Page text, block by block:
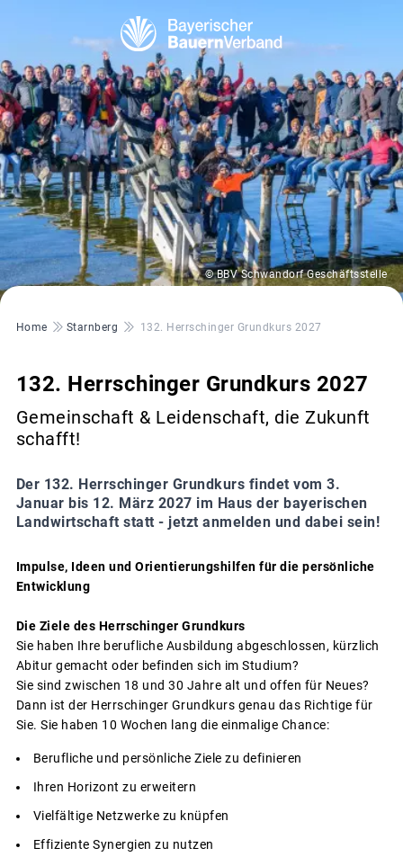
© BBV Schwandorf Geschäftsstelle
Pfadnavigation
Home Starnberg 132. Herrschinger Grundkurs 2027
132. Herrschinger Grundkurs 2027
Gemeinschaft & Leidenschaft, die Zukunft
schafft!
Der 132. Herrschinger Grundkurs findet vom 3.
Januar bis 12. März 2027 im Haus der bayerischen
Landwirtschaft statt - jetzt anmelden und dabei sein!
Impulse, Ideen und Orientierungshilfen für die persönliche
Entwicklung
Die Ziele des Herrschinger Grundkurs
Sie haben Ihre berufliche Ausbildung abgeschlossen, kürzlich
Abitur gemacht oder befinden sich im Studium?
Sie sind zwischen 18 und 30 Jahre alt und offen für Neues?
Dann ist der Herrschinger Grundkurs genau das Richtige für
Sie. Sie haben 10 Wochen lang die einmalige Chance:
Berufliche und persönliche Ziele zu definieren
Ihren Horizont zu erweitern
Vielfältige Netzwerke zu knüpfen
Effiziente Synergien zu nutzen